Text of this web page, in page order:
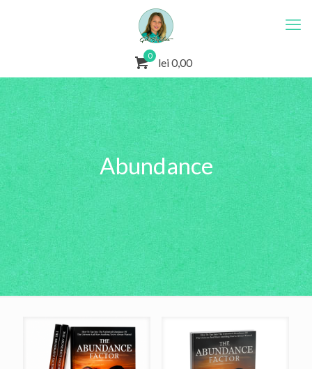
0
lei 0,00
Abundance